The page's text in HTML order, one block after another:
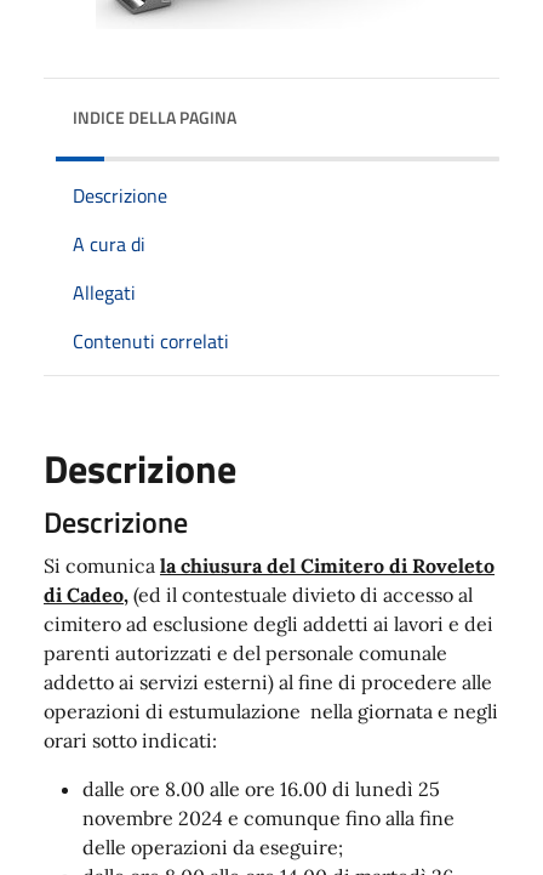
INDICE DELLA PAGINA
Descrizione
A cura di
Allegati
Contenuti correlati
Descrizione
Descrizione
Si comunica la chiusura del Cimitero di Roveleto
di Cadeo, (ed il contestuale divieto di accesso al
cimitero ad esclusione degli addetti ai lavori e dei
parenti autorizzati e del personale comunale
addetto ai servizi esterni) al fine di procedere alle
operazioni di estumulazione nella giornata e negli
orari sotto indicati:
dalle ore 8.00 alle ore 16.00 di lunedì 25
novembre 2024 e comunque fino alla fine
delle operazioni da eseguire;